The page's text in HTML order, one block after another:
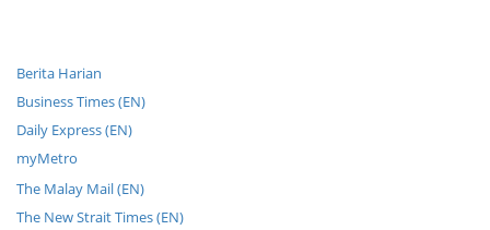
Berita Harian
Business Times (EN)
Daily Express (EN)
myMetro
The Malay Mail (EN)
The New Strait Times (EN)